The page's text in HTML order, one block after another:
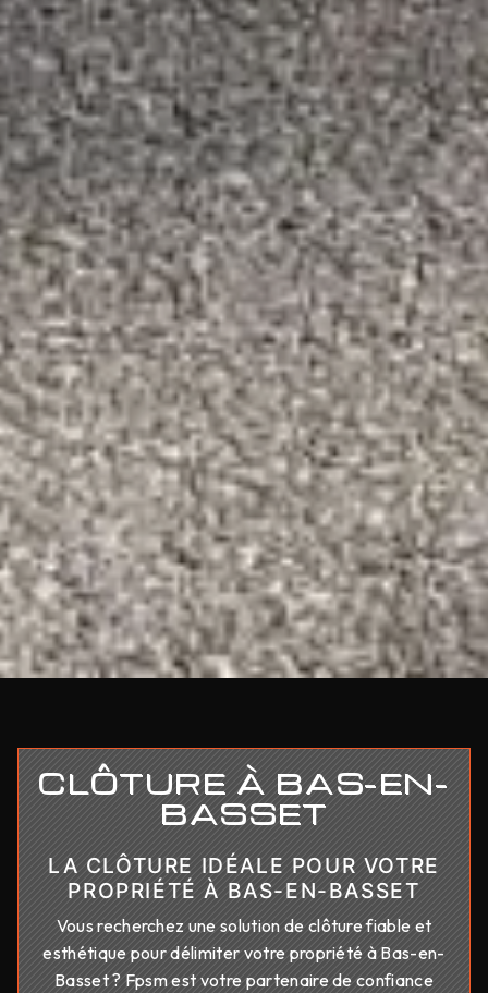
CLÔTURE À BAS-EN-
BASSET
LA CLÔTURE IDÉALE POUR VOTRE
PROPRIÉTÉ À BAS-EN-BASSET
Vous recherchez une solution de clôture fiable et
esthétique pour délimiter votre propriété à Bas-en-
Basset ? Fpsm est votre partenaire de confiance